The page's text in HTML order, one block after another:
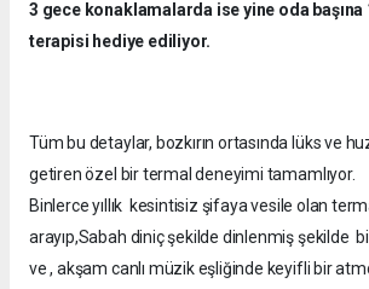
3 gece konaklamalarda ise yine oda başına
terapisi hediye ediliyor.
Tüm bu detaylar, bozkırın ortasında lüks ve
getiren özel bir termal deneyimi tamamlıyor.
Binlerce yıllık kesintisiz şifaya vesile olan
arayıp,Sabah diniç şekilde dinlenmiş şekilde
ve , akşam canlı müzik eşliğinde keyifli bir